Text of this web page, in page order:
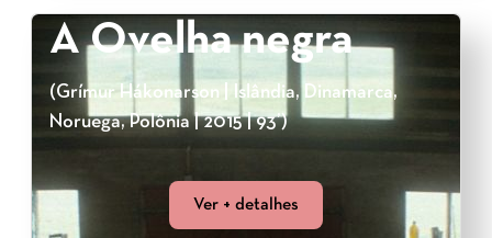
A Ovelha negra
(Grímur Hákonarson | Islândia, Dinamarca,
Noruega, Polônia | 2015 | 93’)
Ver + detalhes